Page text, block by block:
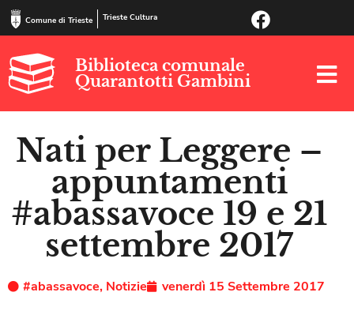
Comune di Trieste Trieste Cultura
Biblioteca comunale
Quarantotti Gambini
Nati per Leggere –
appuntamenti
#abassavoce 19 e 21
settembre 2017
#abassavoce, Notizie
venerdì 15 Settembre 2017